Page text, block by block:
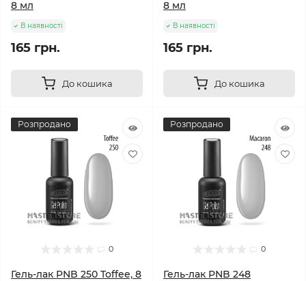
8 мл
В наявності
165 грн.
До кошика
8 мл
В наявності
165 грн.
До кошика
Розпродано
0
Гель-лак PNB 250 Toffee, 8
Розпродано
0
Гель-лак PNB 248